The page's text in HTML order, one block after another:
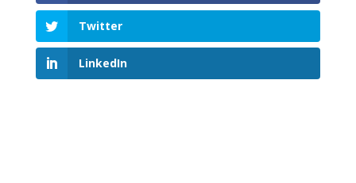
Twitter
LinkedIn